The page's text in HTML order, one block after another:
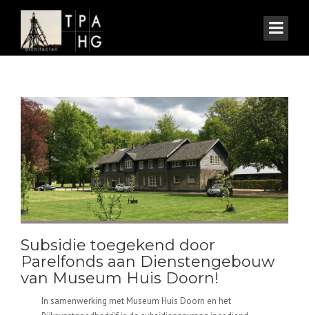
Subsidie toegekend door
Parelfonds aan Dienstengebouw
van Museum Huis Doorn!
In samenwerking met Museum Huis Doorn en het